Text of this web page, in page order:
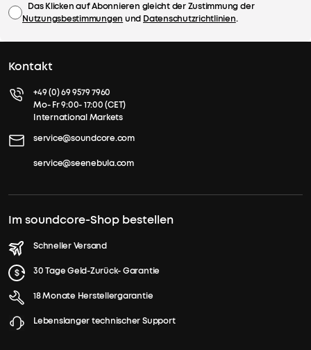
Das Klicken auf Abonnieren gleicht der Zustimmung der
Nutzungsbestimmungen und Datenschutzrichtlinien.
Kontakt
+49 (0) 69 9579 7960
Mo- Fr 9:00- 17:00 (CET)
International Markets
service@soundcore.com
service@seenebula.com
Im soundcore-Shop bestellen
Schneller Versand
30 Tage Geld-Zurück- Garantie
18 Monate Herstellergarantie
Lebenslanger technischer Support